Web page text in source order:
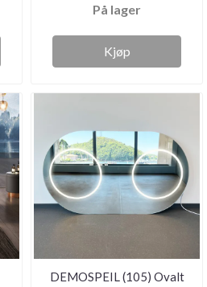
På lager
Kjøp
DEMOSPEIL (105) Ovalt